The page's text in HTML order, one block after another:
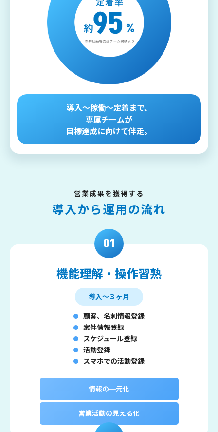
導入～稼働～定着まで、
専属チームが
目標達成に向けて伴走。
営業成果を獲得する
導入から運用の流れ
機能理解・操作習熟
導入～３ヶ月
顧客、名刺情報登録
案件情報登録
スケジュール登録
活動登録
スマホでの活動登録
情報の一元化
営業活動の見える化